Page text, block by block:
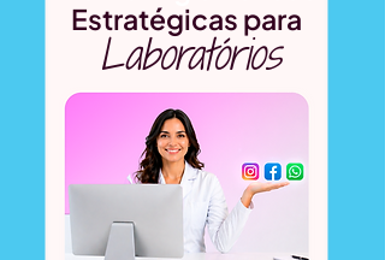
Estratégicas para
Laboratórios